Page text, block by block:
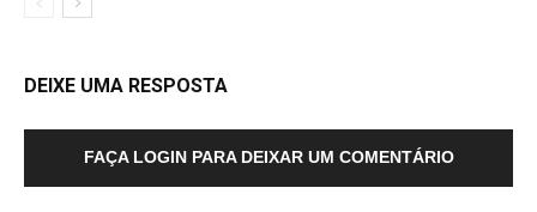
DEIXE UMA RESPOSTA
FAÇA LOGIN PARA DEIXAR UM COMENTÁRIO